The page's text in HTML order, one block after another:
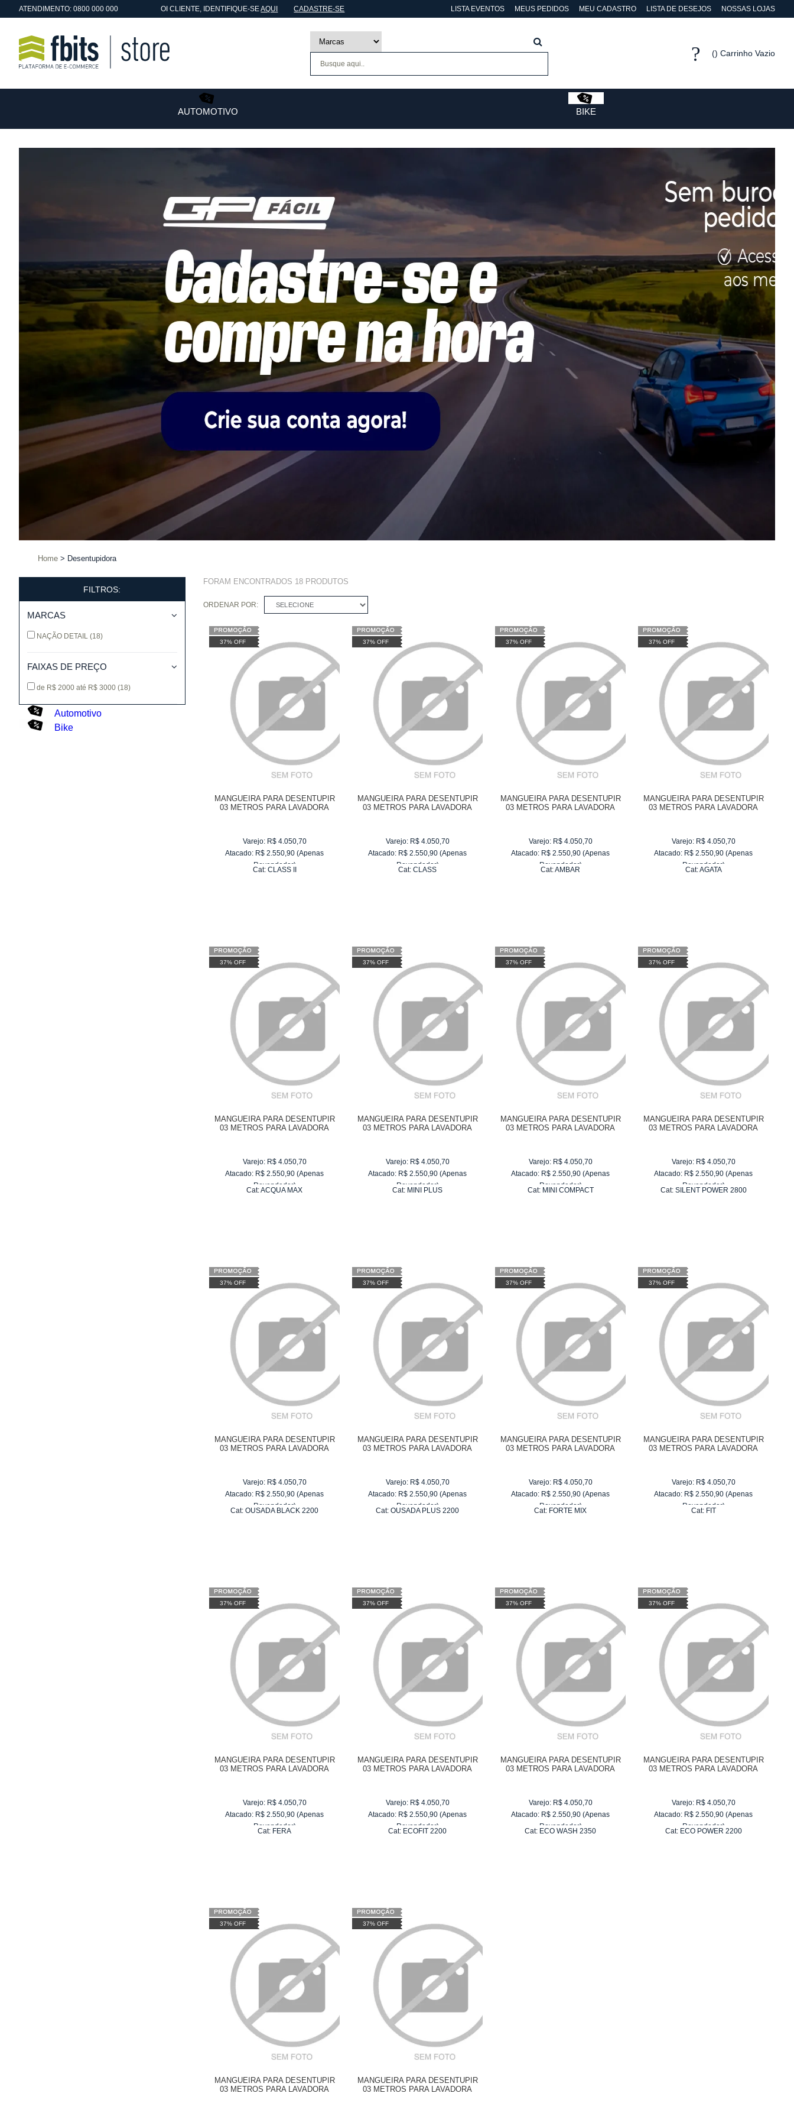
ATENDIMENTO: 0800 000 000 OICLIENTE, IDENTIFIQUE-SEAQUI CADASTRE-SE LISTA EVENTOS MEUS PEDIDOS MEU CADASTRO LISTA DE DESEJOS NOSSAS LOJAS
Carrinho Vazio
AUTOMOTIVO BIKE
Home Desentupidora
FILTROS:
MARCAS
NAÇÃO DETAIL (18)
FAIXAS DE PREÇO
de R$ 2000 até R$ 3000 (18)
Automotivo
Bike
FORAM ENCONTRADOS 18PRODUTOS
ORDENAR POR: SELECIONE
37% OFF
MANGUEIRA PARA DESENTUPIR
03 METROS PARA LAVADORA
Varejo: R$ 4.050,70
Atacado: R$ 2.550,90 (Apenas
Revendedor)
Cat: CLASS II
37% OFF
MANGUEIRA PARA DESENTUPIR
03 METROS PARA LAVADORA
Varejo: R$ 4.050,70
Atacado: R$ 2.550,90 (Apenas
Revendedor)
Cat:CLASS
37% OFF
MANGUEIRA PARA DESENTUPIR
03 METROS PARA LAVADORA
Varejo: R$ 4.050,70
Atacado: R$ 2.550,90 (Apenas
Revendedor)
Cat:AMBAR
37% OFF
MANGUEIRA PARA DESENTUPIR
03 METROS PARA LAVADORA
Varejo: R$ 4.050,70
Atacado: R$ 2.550,90 (Apenas
Revendedor)
Cat:AGATA
37% OFF
MANGUEIRA PARA DESENTUPIR
03 METROS PARA LAVADORA
Varejo: R$ 4.050,70
Atacado: R$ 2.550,90 (Apenas
Revendedor)
Cat:ACQUA MAX
37% OFF
MANGUEIRA PARA DESENTUPIR
03 METROS PARA LAVADORA
Varejo: R$ 4.050,70
Atacado: R$ 2.550,90 (Apenas
Revendedor)
Cat: MINI PLUS
37% OFF
MANGUEIRA PARA DESENTUPIR
03 METROS PARA LAVADORA
Varejo: R$ 4.050,70
Atacado: R$ 2.550,90 (Apenas
Revendedor)
Cat: MINI COMPACT
37% OFF
MANGUEIRA PARA DESENTUPIR
03 METROS PARA LAVADORA
Varejo: R$ 4.050,70
Atacado: R$ 2.550,90 (Apenas
Revendedor)
Cat: SILENT POWER 2800
37% OFF
MANGUEIRA PARA DESENTUPIR
03 METROS PARA LAVADORA
Varejo: R$ 4.050,70
Atacado: R$ 2.550,90 (Apenas
Revendedor)
Cat:OUSADA BLACK 2200
37% OFF
MANGUEIRA PARA DESENTUPIR
03 METROS PARA LAVADORA
Varejo: R$ 4.050,70
Atacado: R$ 2.550,90 (Apenas
Revendedor)
Cat:OUSADA PLUS 2200
37% OFF
MANGUEIRA PARA DESENTUPIR
03 METROS PARA LAVADORA
Varejo: R$ 4.050,70
Atacado: R$ 2.550,90 (Apenas
Revendedor)
Cat: FORTE MIX
37% OFF
MANGUEIRA PARA DESENTUPIR
03 METROS PARA LAVADORA
Varejo: R$ 4.050,70
Atacado: R$ 2.550,90 (Apenas
Revendedor)
Cat: FIT
37% OFF
MANGUEIRA PARA DESENTUPIR
03 METROS PARA LAVADORA
Varejo: R$ 4.050,70
Atacado: R$ 2.550,90 (Apenas
Revendedor)
Cat: FERA
37% OFF
MANGUEIRA PARA DESENTUPIR
03 METROS PARA LAVADORA
Varejo: R$ 4.050,70
Atacado: R$ 2.550,90 (Apenas
Revendedor)
Cat: ECOFIT 2200
37% OFF
MANGUEIRA PARA DESENTUPIR
03 METROS PARA LAVADORA
Varejo: R$ 4.050,70
Atacado: R$ 2.550,90 (Apenas
Revendedor)
Cat: ECO WASH 2350
37% OFF
MANGUEIRA PARA DESENTUPIR
03 METROS PARA LAVADORA
Varejo: R$ 4.050,70
Atacado: R$ 2.550,90 (Apenas
Revendedor)
Cat: ECO POWER 2200
37% OFF
MANGUEIRA PARA DESENTUPIR
03 METROS PARA LAVADORA
37% OFF
MANGUEIRA PARA DESENTUPIR
03 METROS PARA LAVADORA